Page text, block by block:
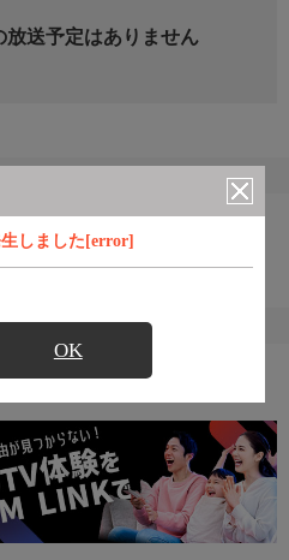
しました[error]
OK
放送予定はありません
組